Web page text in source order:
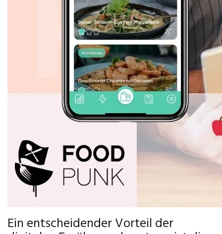
Ein entscheidender Vorteil der